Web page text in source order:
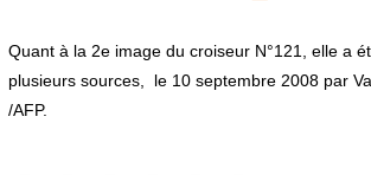
Quant à la 2e image du croiseur N°121, elle a
plusieurs sources, le 10 septembre 2008 par
/AFP.